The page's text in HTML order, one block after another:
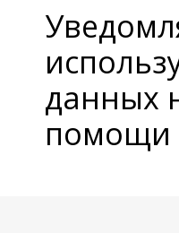
данных
помощи